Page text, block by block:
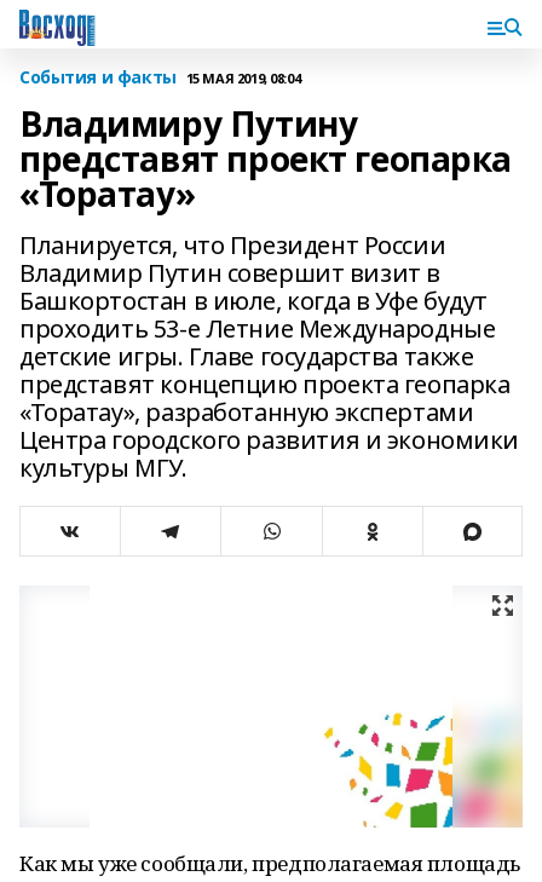
События и факты 15 МАЯ 2019, 08:04
Владимиру Путину
представят проект геопарка
«Торатау»
Планируется, что Президент России
Владимир Путин совершит визит в
Башкортостан в июле, когда в Уфе будут
проходить 53-е Летние Международные
детские игры. Главе государства также
представят концепцию проекта геопарка
«Торатау», разработанную экспертами
Центра городского развития и экономики
культуры МГУ.
Как мы уже сообщали, предполагаемая площадь